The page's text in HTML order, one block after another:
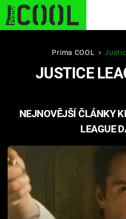
STARHOUSE BUFFY,
PLNEJ KOTEL
Filmy
Seriály
Hry
Prima COOL
JUSTICE
NEJNOVĚJŠÍ ČLÁNKY
LEAGUE